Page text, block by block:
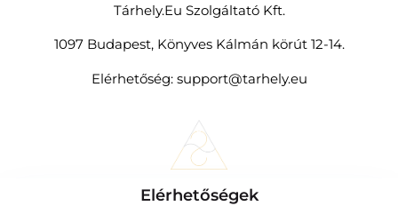
Tárhely.Eu Szolgáltató Kft.
1097 Budapest, Könyves Kálmán körút 12-14.
Elérhetőség: support@tarhely.eu
Elérhetőségek